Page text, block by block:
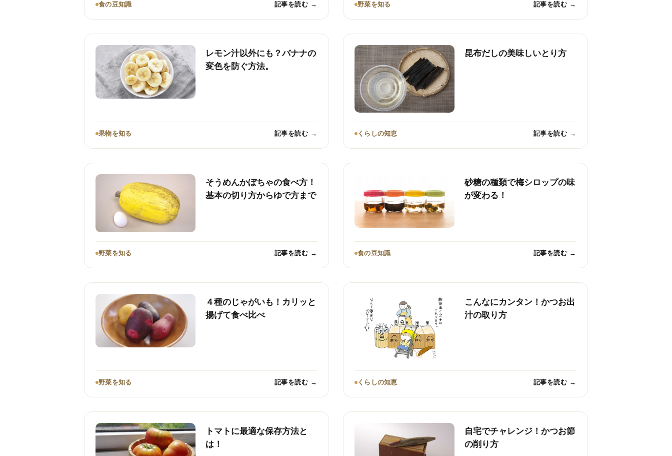
食の豆知識 記事を読む → 野菜を知る 記事を読む →
レモン汁以外にも？バナナの
変色を防ぐ方法。
果物を知る 記事を読む →
昆布だしの美味しいとり方
くらしの知恵 記事を読む →
そうめんかぼちゃの食べ方！
基本の切り方からゆで方まで
野菜を知る 記事を読む →
砂糖の種類で梅シロップの味
が変わる！
食の豆知識 記事を読む →
４種のじゃがいも！カリッと
揚げて食べ比べ
野菜を知る 記事を読む →
こんなにカンタン！かつお出
汁の取り方
くらしの知恵 記事を読む →
トマトに最適な保存方法と
は！
自宅でチャレンジ！かつお節
の削り方